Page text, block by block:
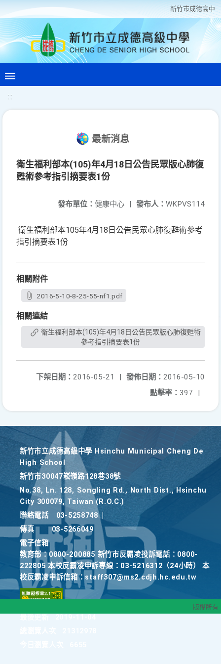
新竹巿成德高中
:::
最新消息
衛生福利部本(105)年4月18日公告民眾版心肺復
甦術參考指引摘要表1份
發布人： WKPVS114
發布單位： 健康中心 |
衛生福利部本105年4月18日公告民眾心肺復甦術參考
指引摘要表1份
相關附件
2016-5-10-8-25-55-nf1.pdf
相關連結
參考指引摘要表1份
發佈日期： 2016-05-10
下架日期： 2016-05-21
|
點擊率： 397 |
新竹巿立成德高級中學 Hsinchu Municipal Cheng De
High School
新竹巿30047崧嶺路128巷38號
No.38, Ln. 128, Songling Rd., North Dist., Hsinchu
City 300079, Taiwan (R.O.C.)
聯絡電話
03-5258748
傳真
03-5266049
電子信箱
教育部：0800-200885 新竹市反霸凌投訴電話：0800-
222805 本校反霸凌申訴專線：03-5216312（24小時） 本
校反霸凌申訴信箱：staff307@ms2.cdjh.hc.edu.tw
版權所有